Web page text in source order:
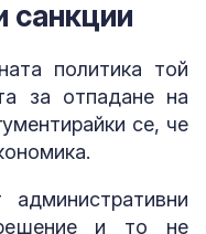
санкции
политика той
за отпадане на
се, че
и то не